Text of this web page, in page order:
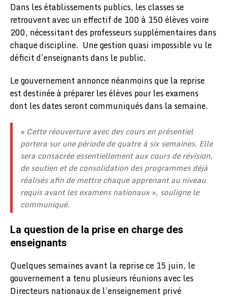
Dans les établissements publics, les classes se
retrouvent avec un effectif de 100 à 150 élèves voire
200, nécessitant des professeurs supplémentaires dans
chaque discipline. Une gestion quasi impossible vu le
déficit d’enseignants dans le public.
Le gouvernement annonce néanmoins que la reprise
est destinée à préparer les élèves pour les examens
dont les dates seront communiqués dans la semaine.
« Cette réouverture avec des cours en présentiel
portera sur une période de quatre à six semaines. Elle
sera consacrée essentiellement aux cours de révision,
de soutien et de consolidation des programmes déjà
réalisés afin de mettre chaque apprenant au niveau
requis avant les examens nationaux », souligne le
communiqué.
La question de la prise en charge des
enseignants
Quelques semaines avant la reprise ce 15 juin, le
gouvernement a tenu plusieurs réunions avec les
Directeurs nationaux de l’enseignement privé